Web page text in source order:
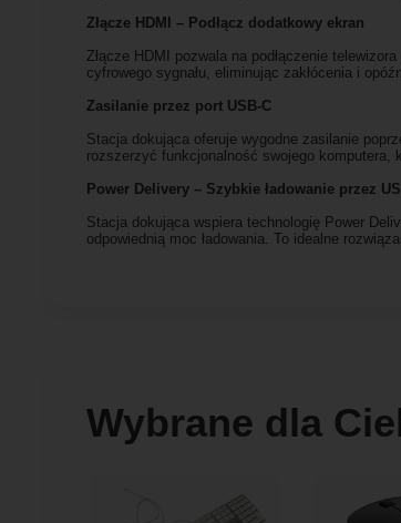
Złącze HDMI – Podłącz dodatkowy ekran
Złącze HDMI pozwala na podłączenie
cyfrowego sygnału, eliminując zakłócenia i
Zasilanie przez port USB-C
Stacja dokująca oferuje wygodne zasilanie
rozszerzyć funkcjonalność swojego
Power Delivery – Szybkie ładowanie przez
Stacja dokująca wspiera technologię Power
odpowiednią moc ładowania. To idealne
Wybrane dla